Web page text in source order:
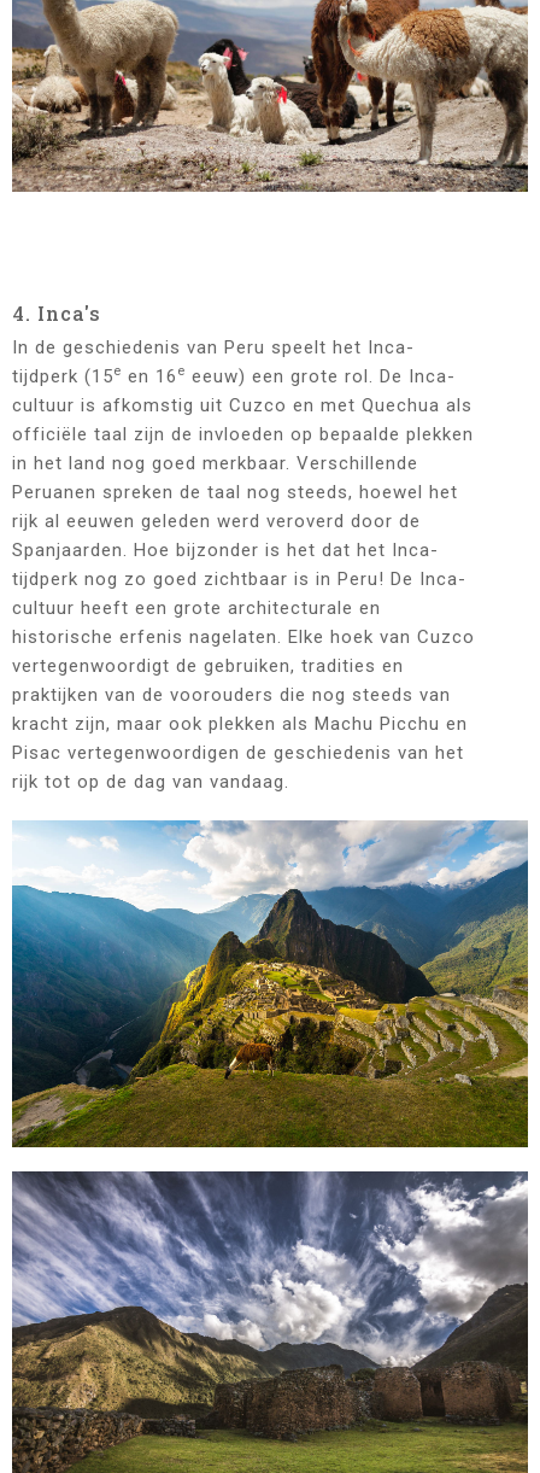
4. Inca's
In de geschiedenis van Peru speelt het Inca-
tijdperk (15e en 16 e eeuw) een grote rol. De Inca-
cultuur is afkomstig uit Cuzco en met Quechua als
officiële taal zijn de invloeden op bepaalde plekken
in het land nog goed merkbaar. Verschillende
Peruanen spreken de taal nog steeds, hoewel het
rijk al eeuwen geleden werd veroverd door de
Spanjaarden. Hoe bijzonder is het dat het Inca-
tijdperk nog zo goed zichtbaar is in Peru! De Inca-
cultuur heeft een grote architecturale en
historische erfenis nagelaten. Elke hoek van Cuzco
vertegenwoordigt de gebruiken, tradities en
praktijken van de voorouders die nog steeds van
kracht zijn, maar ook plekken als Machu Picchu en
Pisac vertegenwoordigen de geschiedenis van het
rijk tot op de dag van vandaag.